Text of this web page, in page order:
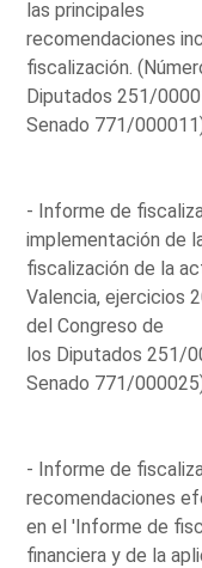
las principales
recomendaciones
fiscalización.
Diputados 251/
Senado 771/
- Informe de
implementación de
fiscalización de la
Valencia, ejercicios
del Congreso de
los Diputados 251/
Senado 771/
- Informe de
recomendaciones
en el 'Informe de
financiera y de la